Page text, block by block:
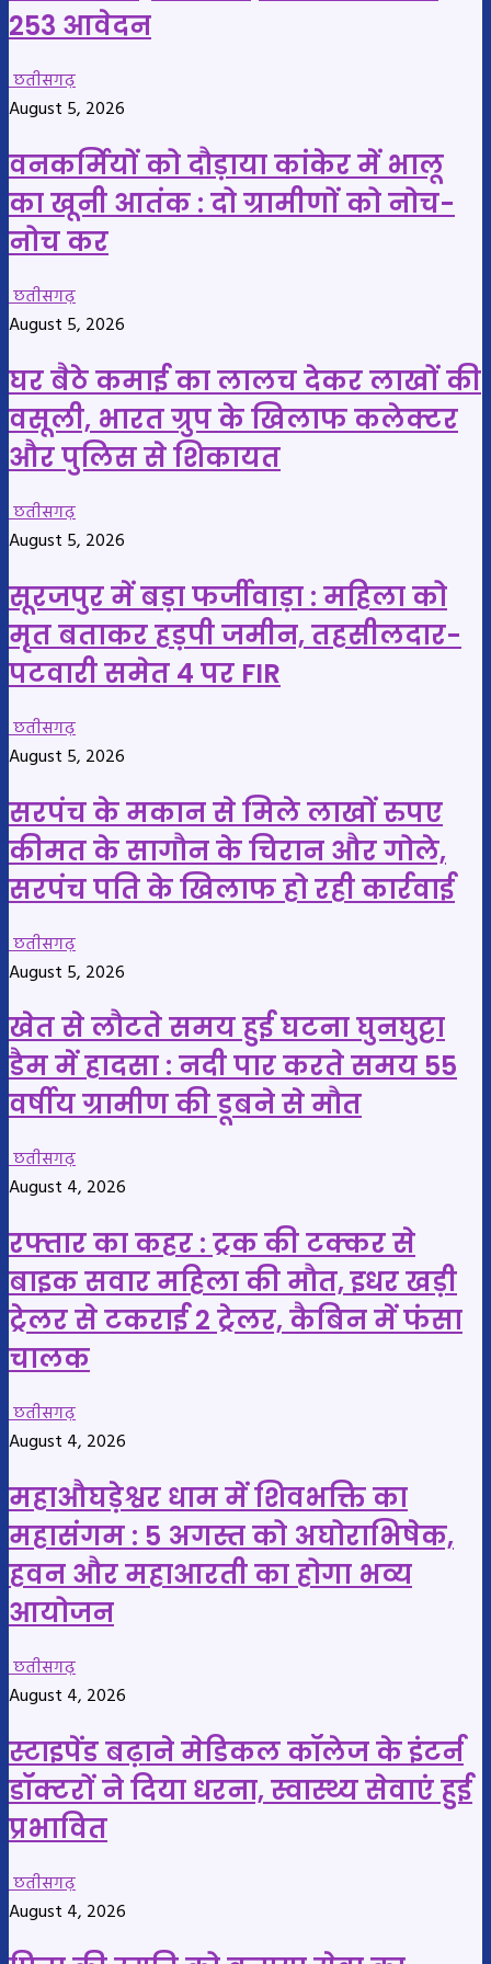
253 आवेदन
छतीसगढ़
August 5, 2026
वनकर्मियों को दौड़ाया कांकेर में भालू
का खूनी आतंक : दो ग्रामीणों को नोच-
नोच कर
छतीसगढ़
August 5, 2026
घर बैठे कमाई का लालच देकर लाखों की
वसूली, भारत ग्रुप के खिलाफ कलेक्टर
और पुलिस से शिकायत
छतीसगढ़
August 5, 2026
सूरजपुर में बड़ा फर्जीवाड़ा : महिला को
मृत बताकर हड़पी जमीन, तहसीलदार-
पटवारी समेत 4 पर FIR
छतीसगढ़
August 5, 2026
सरपंच के मकान से मिले लाखों रुपए
कीमत के सागौन के चिरान और गोले,
सरपंच पति के खिलाफ हो रही कार्रवाई
छतीसगढ़
August 5, 2026
खेत से लौटते समय हुई घटना घुनघुट्टा
डैम में हादसा : नदी पार करते समय 55
वर्षीय ग्रामीण की डूबने से मौत
छतीसगढ़
August 4, 2026
रफ्तार का कहर : ट्रक की टक्कर से
बाइक सवार महिला की मौत, इधर खड़ी
ट्रेलर से टकराई 2 ट्रेलर, कैबिन में फंसा
चालक
छतीसगढ़
August 4, 2026
महाऔघड़ेश्वर धाम में शिवभक्ति का
महासंगम : 5 अगस्त को अघोराभिषेक,
हवन और महाआरती का होगा भव्य
आयोजन
छतीसगढ़
August 4, 2026
स्टाइपेंड बढ़ाने मेडिकल कॉलेज के इंटर्न
डॉक्टरों ने दिया धरना, स्वास्थ्य सेवाएं हुई
प्रभावित
छतीसगढ़
August 4, 2026